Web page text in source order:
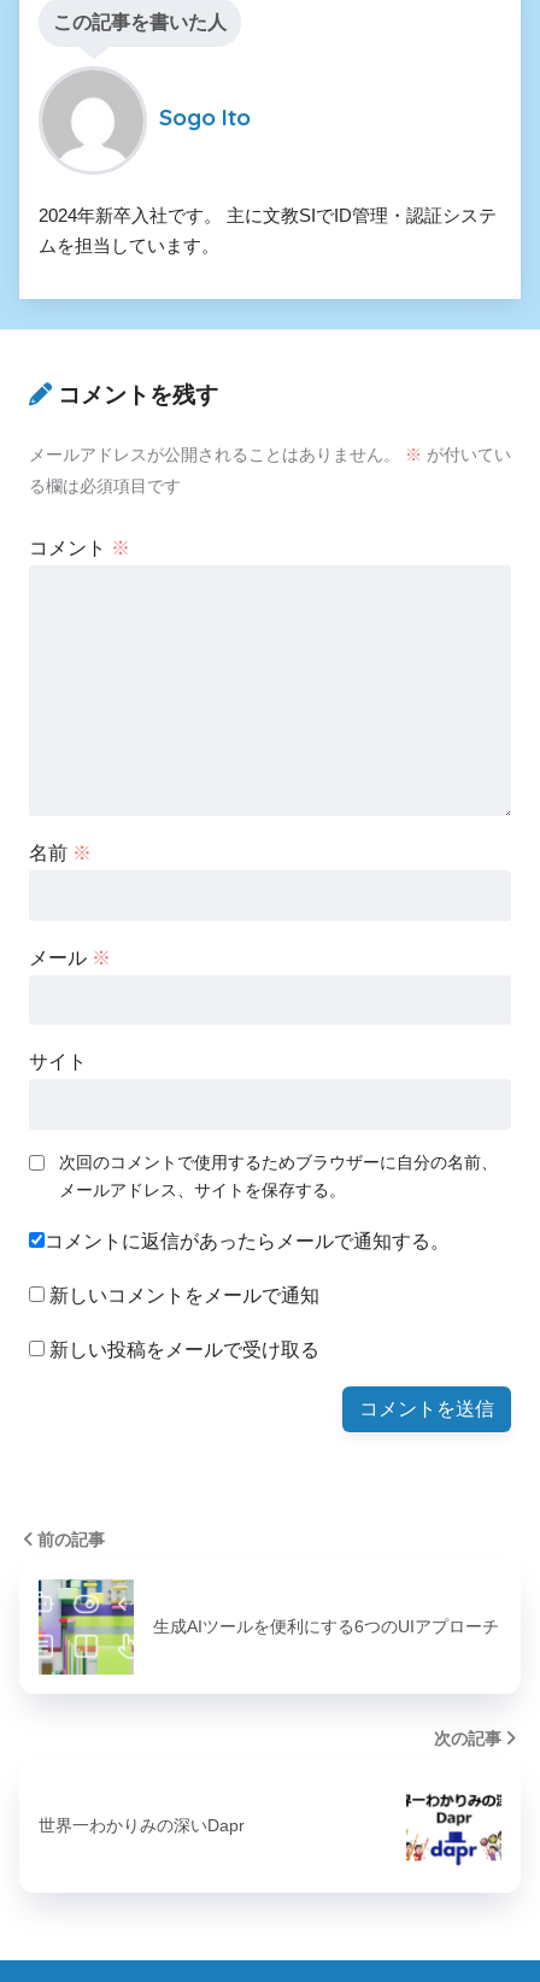
この記事を書いた人
Sogo Ito
2024年新卒入社です。 主に文教SIでID管理・認証システ
ムを担当しています。
コメントを残す
メールアドレスが公開されることはありません。 ※ が付いてい
る欄は必須項目です
コメント ※
名前 ※
メール ※
サイト
次回のコメントで使用するためブラウザーに自分の名前、
メールアドレス、サイトを保存する。
コメントに返信があったらメールで通知する。
新しいコメントをメールで通知
新しい投稿をメールで受け取る
前の記事
生成AIツールを便利にする6つのUIアプローチ
次の記事
世界一わかりみの深いDapr